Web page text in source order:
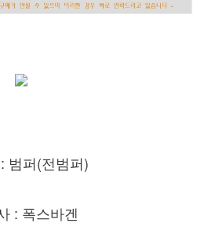
범퍼(전범퍼)
: 폭스바겐